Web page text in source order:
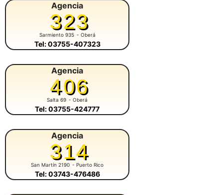
Agencia
323
Sarmiento 935 - Oberá
Tel: 03755-407323
Agencia
406
Salta 69 - Oberá
Tel: 03755-424777
Agencia
314
San Martín 2190 - Puerto Rico
Tel: 03743-476486